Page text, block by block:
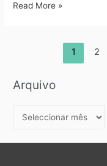
Read More »
1 2
Arquivo